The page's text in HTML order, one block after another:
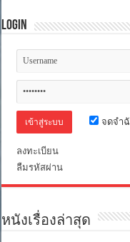
Login
จดจำ
ลงทะเบียน
ลืมรหัสผ่าน
หนังเรื่องล่าสุด